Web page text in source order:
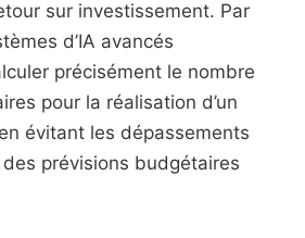
sur investissement. Par
d’IA avancés
précisément le nombre
pour la réalisation d’un
évitant les dépassements
prévisions budgétaires